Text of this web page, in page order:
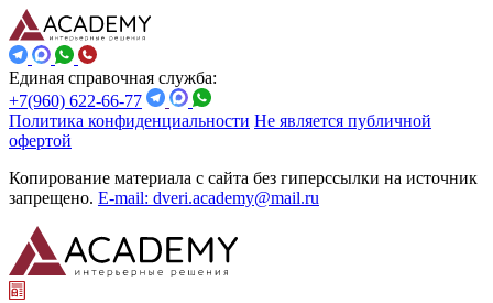
Единая справочная служба:
+7(960) 622-66-77
Политика конфиденциальности Не является публичной
офертой
Копирование материала с сайта без гиперссылки на источник
запрещено. E-mail: dveri.academy@mail.ru